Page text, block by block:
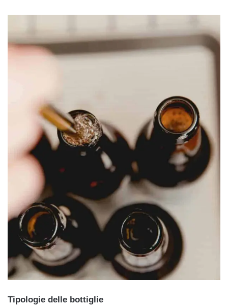
Tipologie delle bottiglie